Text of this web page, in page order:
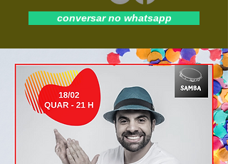
conversar no whatsapp